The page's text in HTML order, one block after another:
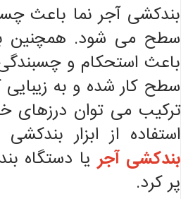
بندکشی آجر نما باعث
سطح می شود. همچنین
باعث استحکام و
سطح کار شده و به زیبایی
ترکیب می توان درزهای
استفاده از ابزار
بندکشی آجریا دستگاه
پر کرد.